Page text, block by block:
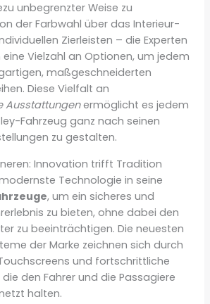
unbegrenzter Weise zu
der Farbwahl über das Interieur-
Zierleisten – die Experten
Vielzahl an Optionen, um jedem
maßgeschneiderten
Diese Vielfalt an
Ausstattungenermöglicht es jedem
Fahrzeug ganz nach seinen
zu gestalten.
Innovation trifft Tradition
Technologie in seine
, um ein sicheres und
zu bieten, ohne dabei den
zu beeinträchtigen. Die neuesten
der Marke zeichnen sich durch
und fortschrittliche
den Fahrer und die Passagiere
halten.